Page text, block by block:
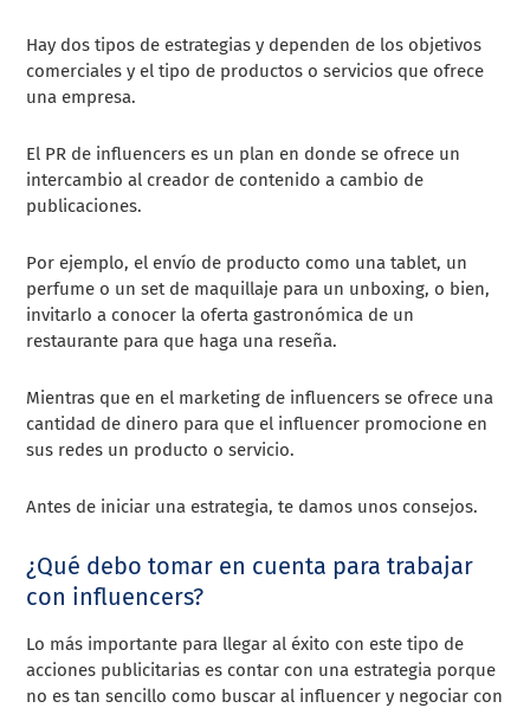
Hay dos tipos de estrategias y dependen de los objetivos
comerciales y el tipo de productos o servicios que ofrece
una empresa.
El PR de influencers es un plan en donde se ofrece un
intercambio al creador de contenido a cambio de
publicaciones.
Por ejemplo, el envío de producto como una tablet, un
perfume o un set de maquillaje para un unboxing, o bien,
invitarlo a conocer la oferta gastronómica de un
restaurante para que haga una reseña.
Mientras que en el marketing de influencers se ofrece una
cantidad de dinero para que el influencer promocione en
sus redes un producto o servicio.
Antes de iniciar una estrategia, te damos unos consejos.
¿Qué debo tomar en cuenta para trabajar
con influencers?
Lo más importante para llegar al éxito con este tipo de
acciones publicitarias es contar con una estrategia porque
no es tan sencillo como buscar al influencer y negociar con